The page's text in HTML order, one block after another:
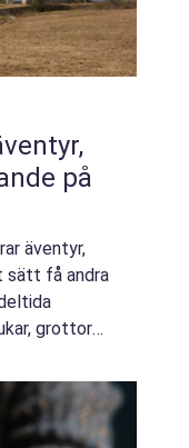
på
äventyr,
sätt få andra
grottor